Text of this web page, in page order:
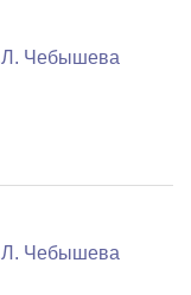
Чебышева
Чебышева